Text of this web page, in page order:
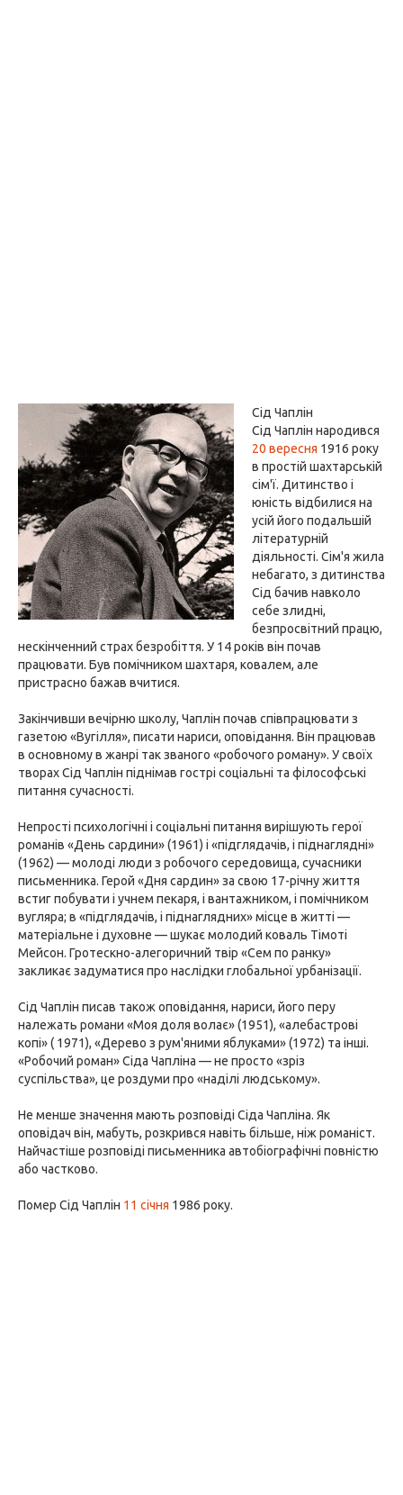
Сід Чаплін
Сід Чаплін народився
20 вересня 1916 року
в простій шахтарській
сім'ї. Дитинство і
юність відбилися на
усій його подальшій
літературній
діяльності. Сім'я жила
небагато, з дитинства
Сід бачив навколо
себе злидні,
безпросвітний працю,
нескінченний страх безробіття. У 14 років він почав
працювати. Був помічником шахтаря, ковалем, але
пристрасно бажав вчитися.
Закінчивши вечірню школу, Чаплін почав співпрацювати з
газетою «Вугілля», писати нариси, оповідання. Він працював
в основному в жанрі так званого «робочого роману». У своїх
творах Сід Чаплін піднімав гострі соціальні та філософські
питання сучасності.
Непрості психологічні і соціальні питання вирішують герої
романів «День сардини» (1961) і «підглядачів, і піднаглядні»
(1962) — молоді люди з робочого середовища, сучасники
письменника. Герой «Дня сардин» за свою 17-річну життя
встиг побувати і учнем пекаря, і вантажником, і помічником
вугляра; в «підглядачів, і піднаглядних» місце в житті —
матеріальне і духовне — шукає молодий коваль Тімоті
Мейсон. Гротескно-алегоричний твір «Сем по ранку»
закликає задуматися про наслідки глобальної урбанізації.
Сід Чаплін писав також оповідання, нариси, його перу
належать романи «Моя доля волає» (1951), «алебастрові
копі» ( 1971), «Дерево з рум'яними яблуками» (1972) та інші.
«Робочий роман» Сіда Чапліна — не просто «зріз
суспільства», це роздуми про «наділі людському».
Не менше значення мають розповіді Сіда Чапліна. Як
оповідач він, мабуть, розкрився навіть більше, ніж романіст.
Найчастіше розповіді письменника автобіографічні повністю
або частково.
Помер Сід Чаплін 11 січня 1986 року.